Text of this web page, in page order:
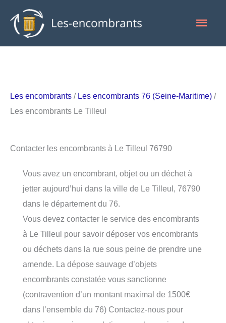
contenu
Les encombrants / Les encombrants 76 (Seine-Maritime) /
Les encombrants Le Tilleul
Contacter les encombrants à Le Tilleul 76790
Vous avez un encombrant, objet ou un déchet à
jetter aujourd’hui dans la ville de Le Tilleul, 76790
dans le département du 76.
Vous devez contacter le service des encombrants
à Le Tilleul pour savoir déposer vos encombrants
ou déchets dans la rue sous peine de prendre une
amende. La dépose sauvage d’objets
encombrants constatée vous sanctionne
(contravention d’un montant maximal de 1500€
dans l’ensemble du 76) Contactez-nous pour